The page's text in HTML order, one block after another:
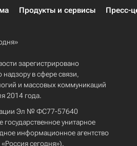
Продукты и сервисы Пресс-
зарегистрировано
в сфере связи,
и массовых коммуникаций
2014 года.
Эл № ФС77-57640
унитарное
информационное агентство
сегодня»).